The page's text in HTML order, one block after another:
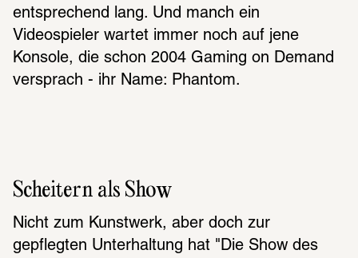
entsprechend lang. Und manch ein
Videospieler wartet immer noch auf jene
Konsole, die schon 2004 Gaming on Demand
versprach - ihr Name: Phantom.
Scheitern als Show
Nicht zum Kunstwerk, aber doch zur
gepflegten Unterhaltung hat "Die Show des